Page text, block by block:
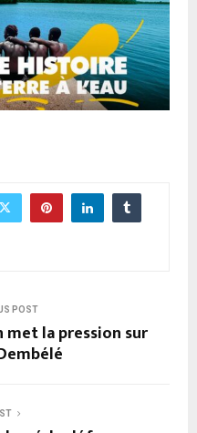
POST
met la pression sur